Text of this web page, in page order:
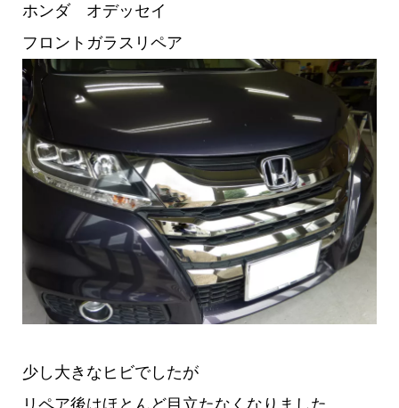
ホンダ オデッセイ
フロントガラスリペア
少し大きなヒビでしたが